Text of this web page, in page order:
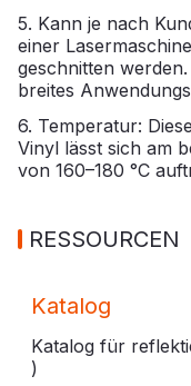
5. Kann je nach
einer
geschnitten
breites
6. Temperatur:
Vinyl lässt sich am
von 160–180 °C
RESSOURCEN
Katalog
Katalog für
)